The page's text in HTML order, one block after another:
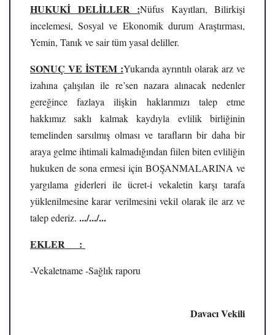
HUKUKİ DELİLLER :Nüfus Kayıtları, Bilirkişi
incelemesi, Sosyal ve Ekonomik durum Araştırması,
Yemin, Tanık ve sair tüm yasal deliller.
SONUÇ VE İSTEM :Yukarıda ayrıntılı olarak arz ve
izahına çalışılan ile re’sen nazara alınacak nedenler
gereğince fazlaya ilişkin haklarımızı talep etme
hakkımız saklı kalmak kaydıyla evlilik birliğinin
temelinden sarsılmış olması ve tarafların bir daha bir
araya gelme ihtimali kalmadığından fiilen biten evliliğin
hukuken de sona ermesi için BOŞANMALARINA ve
yargılama giderleri ile ücret-i vekaletin karşı tarafa
yüklenilmesine karar verilmesini vekil olarak ile arz ve
talep ederiz. .../.../...
EKLER :
-Vekaletname -Sağlık raporu
DavacıVekili